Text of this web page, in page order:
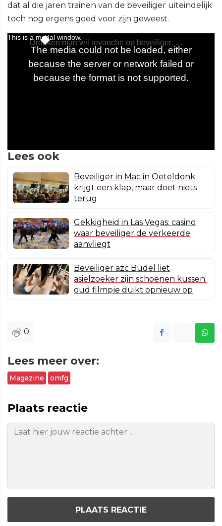
dat al die jaren trainen van de beveiliger uiteindelijk
toch nog ergens goed voor zijn geweest.
Lees ook
Beveiliger in Mac in Oeteldonk
krijgt een klap, maar doet niets
terug
Gekkigheid in Las Vegas: casino
waar beveiliger de verkeerde
aanvliegt
Beveiliger azc Budel liet
asielzoeker zijn schoenen kussen:
oud filmpje duikt opnieuw op
0
Lees meer over:
Magazine omfg
Plaats reactie
PLAATS REACTIE